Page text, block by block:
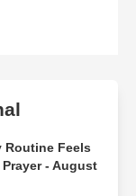
Routine Feels
- August